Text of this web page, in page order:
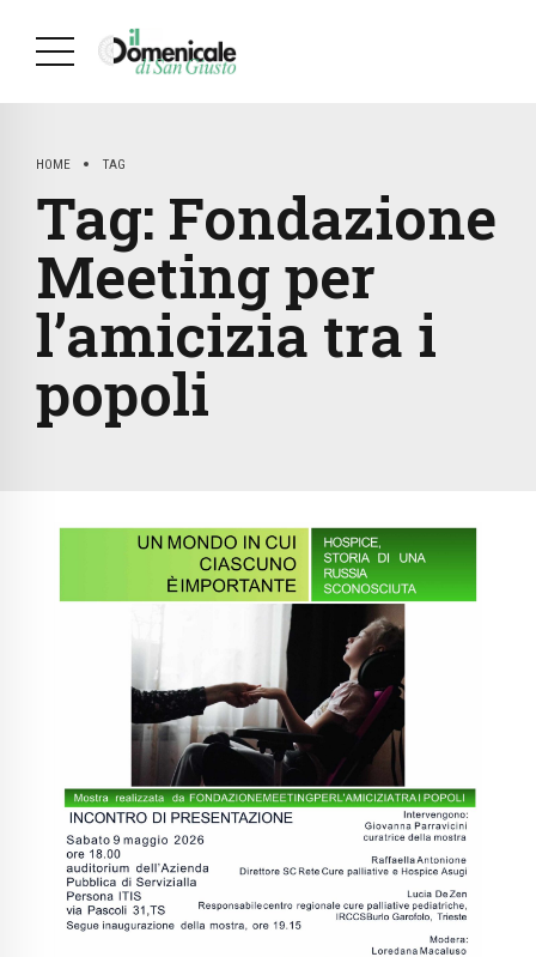
HOME TAG
Tag: Fondazione
Meeting per
l’amicizia tra i
popoli